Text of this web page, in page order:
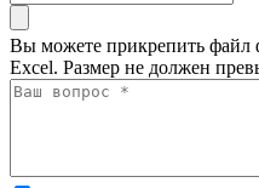
Вы можете прикрепить файл
Excel. Размер не должен